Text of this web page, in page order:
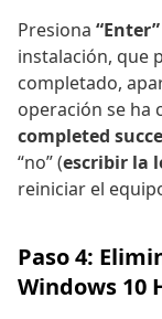
Presiona “Enter”
instalación, que
completado,
operación se ha
completed
“no” (escribir la
reiniciar el
Paso 4:
Windows 10